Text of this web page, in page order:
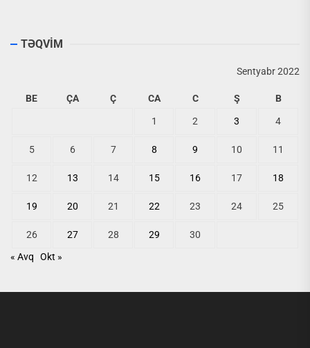
TƏQVİM
Sentyabr 2022
BE ÇA Ç CA C Ş B
1 2 3 4
5 6 7 8 9 10 11
12 13 14 15 16 17 18
19 20 21 22 23 24 25
26 27 28 29
30
« Avq
Okt »